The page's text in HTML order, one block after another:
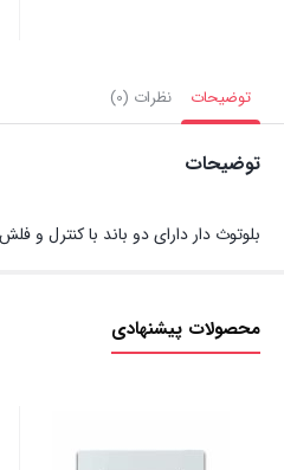
توضیحات نظرات (0)
توضیحات
بلوتوث دار دارای دو باند با کنترل و
محصولات پیشنهادی